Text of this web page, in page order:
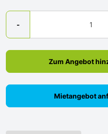
-
Menge
Zum Angebot
Mietangebot